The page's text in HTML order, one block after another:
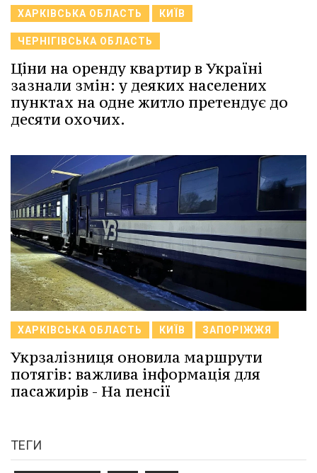
ХАРКІВСЬКА ОБЛАСТЬ КИЇВ
ЧЕРНІГІВСЬКА ОБЛАСТЬ
Ціни на оренду квартир в Україні
зазнали змін: у деяких населених
пунктах на одне житло претендує до
десяти охочих.
ХАРКІВСЬКА ОБЛАСТЬ КИЇВ ЗАПОРІЖЖЯ
Укрзалізниця оновила маршрути
потягів: важлива інформація для
пасажирів - На пенсії
ТЕГИ